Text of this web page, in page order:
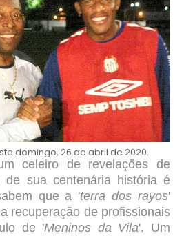
domingo, 26 de abril de 2020.
celeiro de revelações de
de sua centenária história é
que a 'terra dos rayos'
recuperação de profissionais
de 'Meninos da Vila'. Um